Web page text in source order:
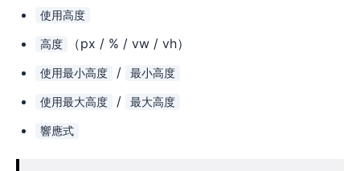
使用高度
高度 （px / % / vw / vh）
使用最小高度 / 最小高度
使用最大高度 / 最大高度
響應式